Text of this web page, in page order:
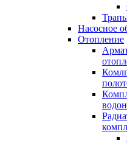
Насосное
Отопление